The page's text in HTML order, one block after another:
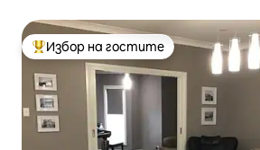
Най-популярен избор на гостите
Избор на гостите